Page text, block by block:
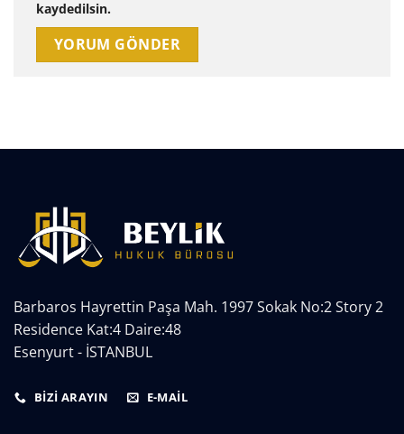
kaydedilsin.
Barbaros Hayrettin Paşa Mah. 1997 Sokak No:2 Story 2
Residence Kat:4 Daire:48
Esenyurt - İSTANBUL
BİZİ ARAYIN E-MAIL